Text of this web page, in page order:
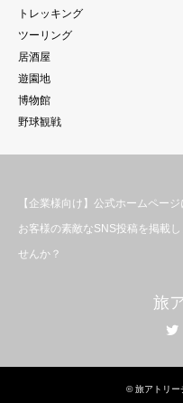
トレッキング
ツーリング
居酒屋
遊園地
博物館
野球観戦
【企業様向け】公式ホームページ
お客様の素敵なSNS投稿を掲載し
せんか？
旅
©旅アトリー